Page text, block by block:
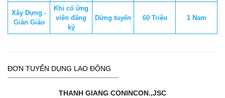
Xây Dựng -
Giàn Giáo
Khi có ứng
viên đăng
ký
Dừng tuyển 60 Triệu 1 Nam
ĐƠN TUYỂN DỤNG LAO ĐỘNG
THANH GIANG CONINCON.,JSC